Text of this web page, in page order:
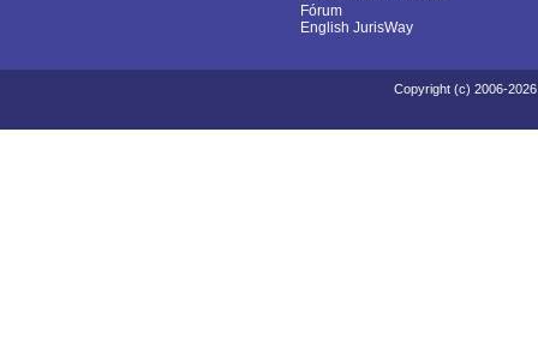
Fórum
English JurisWay
Copyright (c) 2006-